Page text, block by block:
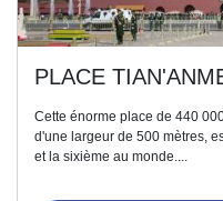
PLACE
Cette énorme place de 440
d'une largeur de 500 mètres,
et la sixième au monde....